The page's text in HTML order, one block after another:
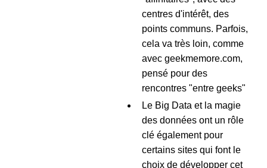
centres d'intérêt, des
points communs. Parfois,
cela va très loin, comme
avec geekmemore.com,
pensé pour des
rencontres "entre geeks"
Le Big Data et la magie
des données ont un rôle
clé également pour
certains sites qui font le
choix de développer cet